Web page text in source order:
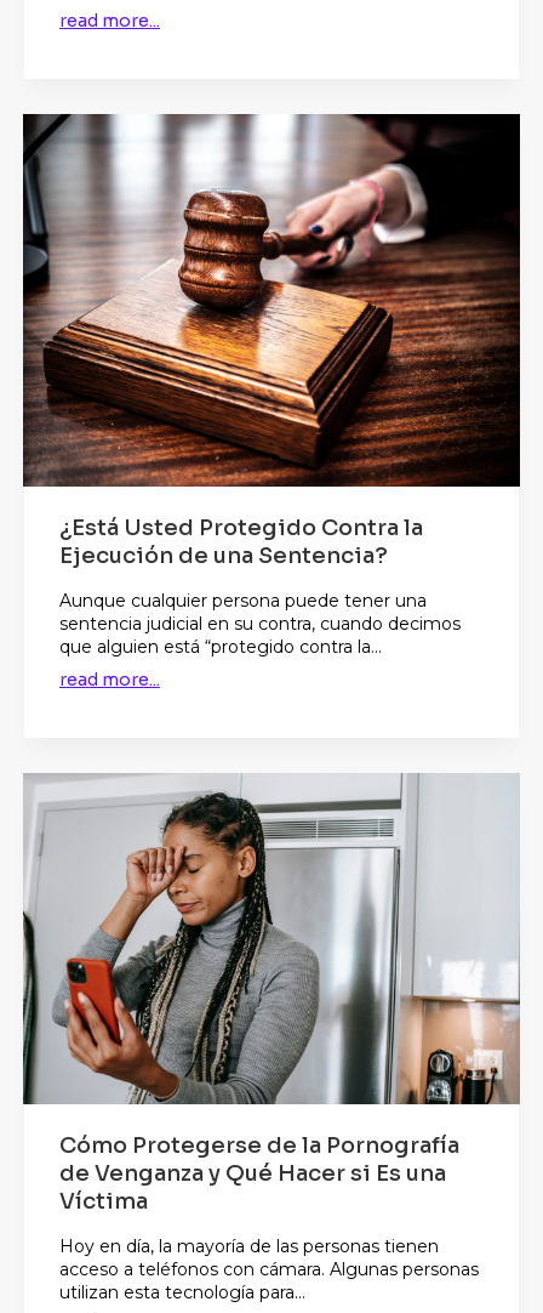
read more...
¿Está Usted Protegido Contra la
Ejecución de una Sentencia?
Aunque cualquier persona puede tener una
sentencia judicial en su contra, cuando decimos
que alguien está “protegido contra la...
read more...
Cómo Protegerse de la Pornografía
de Venganza y Qué Hacer si Es una
Víctima
Hoy en día, la mayoría de las personas tienen
acceso a teléfonos con cámara. Algunas personas
utilizan esta tecnología para...